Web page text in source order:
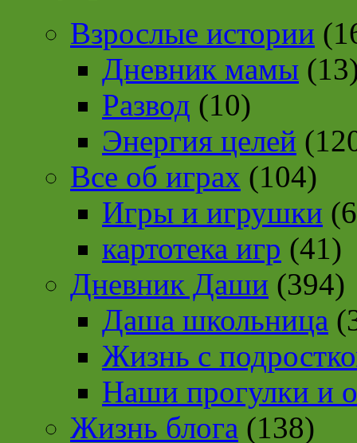
Взрослые истории
Дневник мамы
Развод (10)
Энергия целей
Все об играх (104)
Игры и игрушки
картотека игр (41)
Дневник Даши (394)
Даша школьница
Жизнь с
Наши прогулки и
Жизнь блога (138)